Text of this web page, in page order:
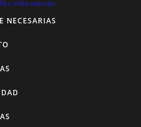
información
NECESARIAS